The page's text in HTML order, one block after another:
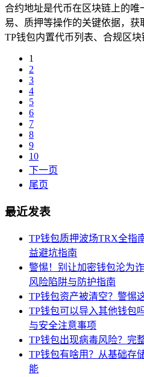
合约地址是代币在区块链上的唯
易、质押等操作的关键依据，获
TP钱包内置代币列表、合规区
1
2
3
4
5
6
7
8
9
10
下一页
尾页
最近发表
TP钱包质押波场TRX全指
益避坑指南
警惕！别让加密钱包沦为
风险陷阱与防护指南
TP钱包资产被清空？警惕
TP钱包可以导入其他钱包
与安全注意事项
TP钱包出现病毒风险？完
TP钱包有啥用？从基础存
能